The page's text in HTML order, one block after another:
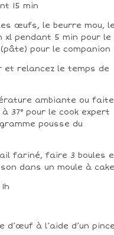
15 min
œufs, le beurre mou,
xl pendant 5 min pour le
pour le companion
et relancez le temps de
ambiante ou
37° pour le cook expert
pousse du
fariné, faire 3 boules
dans un moule à cake
d’œuf à l’aide d’un